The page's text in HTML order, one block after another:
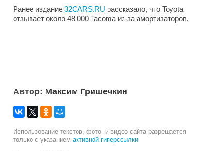
Ранее издание 32CARS.RU рассказало, что Toyota
отзывает около 48 000 Tacoma из-за амортизаторов.
Автор: Максим Гришечкин
Использование текстов, фото- и видео сайта разрешается
только с указанием активной гиперссылки